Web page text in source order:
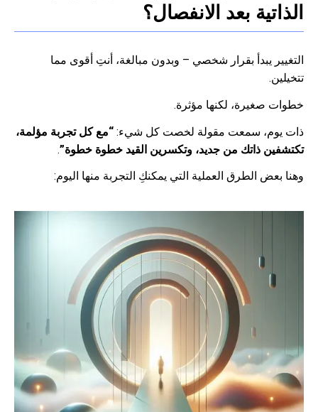
الذاتية بعد الانفصال؟
التغيير يبدأ بقرار شخصي – وبدون مبالغة، أنتِ أقوى مما
تتخيلين.
خطوات صغيرة، لكنها مؤثرة.
ذات يوم، سمعت مقولة لخصت كل شيء: “مع كل تجربة مؤلمة،
تكتشفين ذاتك من جديد، وتكسرين القيد خطوة خطوة”.
وهنا بعض الطرق العملية التي يمكنكِ التجربة منها اليوم: